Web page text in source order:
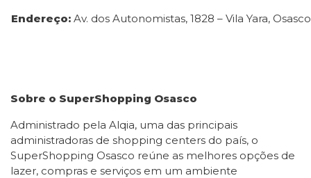
Endereço: Av. dos Autonomistas, 1828 – Vila Yara,
Sobre o SuperShopping Osasco
Administrado pela Alqia, uma das principais
administradoras de shopping centers do país, o
SuperShopping Osasco reúne as melhores opções de
lazer, compras e serviços em um ambiente